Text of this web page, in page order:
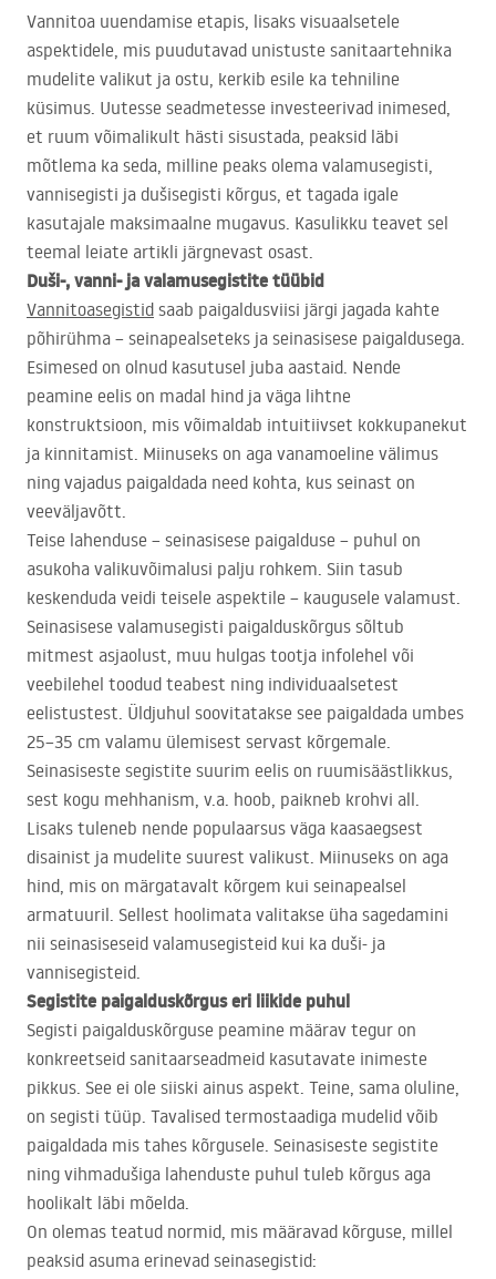
Vannitoa uuendamise etapis, lisaks visuaalsetele
aspektidele, mis puudutavad unistuste sanitaartehnika
mudelite valikut ja ostu, kerkib esile ka tehniline
küsimus. Uutesse seadmetesse investeerivad inimesed,
et ruum võimalikult hästi sisustada, peaksid läbi
mõtlema ka seda, milline peaks olema valamusegisti,
vannisegisti ja dušisegisti kõrgus, et tagada igale
kasutajale maksimaalne mugavus. Kasulikku teavet sel
teemal leiate artikli järgnevast osast.
Duši-, vanni- ja valamusegistite tüübid
Vannitoasegistid saab paigaldusviisi järgi jagada kahte
põhirühma – seinapealseteks ja seinasisese paigaldusega.
Esimesed on olnud kasutusel juba aastaid. Nende
peamine eelis on madal hind ja väga lihtne
konstruktsioon, mis võimaldab intuitiivset kokkupanekut
ja kinnitamist. Miinuseks on aga vanamoeline välimus
ning vajadus paigaldada need kohta, kus seinast on
veeväljavõtt.
Teise lahenduse – seinasisese paigalduse – puhul on
asukoha valikuvõimalusi palju rohkem. Siin tasub
keskenduda veidi teisele aspektile – kaugusele valamust.
Seinasisese valamusegisti paigalduskõrgus sõltub
mitmest asjaolust, muu hulgas tootja infolehel või
veebilehel toodud teabest ning individuaalsetest
eelistustest. Üldjuhul soovitatakse see paigaldada umbes
25–35 cm valamu ülemisest servast kõrgemale.
Seinasiseste segistite suurim eelis on ruumisäästlikkus,
sest kogu mehhanism, v.a. hoob, paikneb krohvi all.
Lisaks tuleneb nende populaarsus väga kaasaegsest
disainist ja mudelite suurest valikust. Miinuseks on aga
hind, mis on märgatavalt kõrgem kui seinapealsel
armatuuril. Sellest hoolimata valitakse üha sagedamini
nii seinasiseseid valamusegisteid kui ka duši- ja
vannisegisteid.
Segistite paigalduskõrgus eri liikide puhul
Segisti paigalduskõrguse peamine määrav tegur on
konkreetseid sanitaarseadmeid kasutavate inimeste
pikkus. See ei ole siiski ainus aspekt. Teine, sama oluline,
on segisti tüüp. Tavalised termostaadiga mudelid võib
paigaldada mis tahes kõrgusele. Seinasiseste segistite
ning vihmadušiga lahenduste puhul tuleb kõrgus aga
hoolikalt läbi mõelda.
On olemas teatud normid, mis määravad kõrguse, millel
peaksid asuma erinevad seinasegistid: